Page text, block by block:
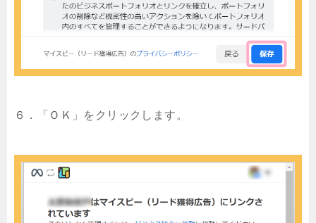
６．「ＯＫ」をクリックします。